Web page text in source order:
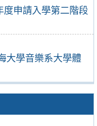
申請入學第二階段
大學音樂系大學體